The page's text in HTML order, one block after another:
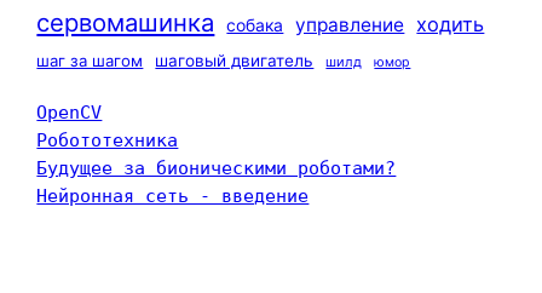
сервомашинка собака управление ходить
шаг за шагом шаговый двигатель шилд юмор
OpenCV
Робототехника
Будущее за бионическими роботами?
Нейронная сеть - введение